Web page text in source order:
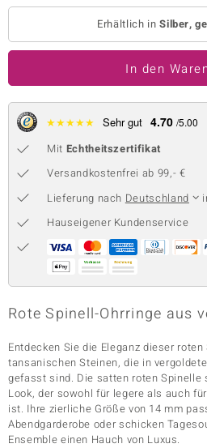
Collection
Classics
Erhältlich inSilber,
In den
★★★★★ Sehr gut 4.70 /5.00
Mit Echtheitszertifikat
Versandkostenfrei ab 99,- €
Lieferung nach Deutschland
Hauseigener Kundenservice
Rote Spinell-Ohrringe aus
Entdecken Sie die Eleganz dieser
tansanischen Steinen, die in
gefasst sind. Die satten roten Spinelle
Look, der sowohl für legere als auch
ist. Ihre zierliche Größe von 14 mm
Abendgarderobe oder schicken
Ensemble einen Hauch von Luxus.